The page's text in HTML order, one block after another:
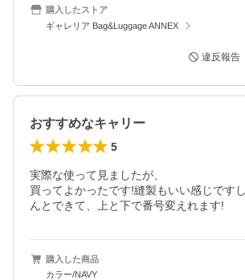
購入したストア
ギャレリア Bag&Luggage ANNEX
違反報告
おすすめなキャリー
5
実際な使って見ましたが、
買ってよかったです!縫製もいい感じです
購入した商品
カラー/NAVY